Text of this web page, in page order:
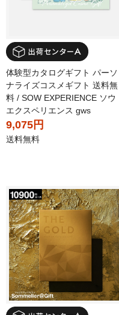
体験型カタログギフト パーソ
ナライズコスメギフト 送料無
料 / SOW EXPERIENCE ソウ
エクスペリエンス gws
9,075円
送料無料